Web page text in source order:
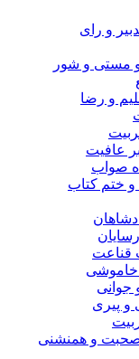
و رای
و شور
و رضا
کتاب
و همنشنى